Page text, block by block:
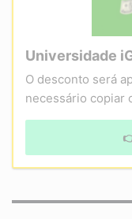
Universidade
O desconto será
necessário copiar